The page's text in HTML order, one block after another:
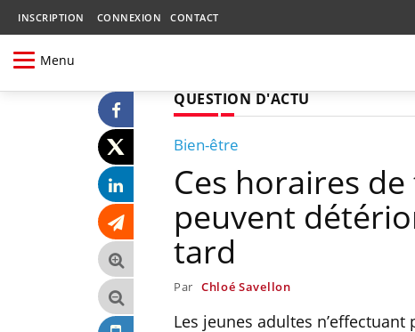
INSCRIPTION CONNEXION CONTACT
Menu
QUESTION D'ACTU
Bien-être
Ces horaires
peuvent
tard
Par Chloé Savellon
Les jeunes adultes